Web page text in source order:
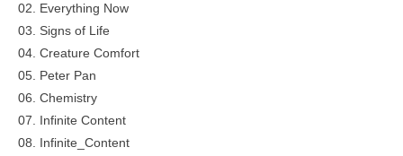
02. Everything Now
03. Signs of Life
04. Creature Comfort
05. Peter Pan
06. Chemistry
07. Infinite Content
08. Infinite_Content